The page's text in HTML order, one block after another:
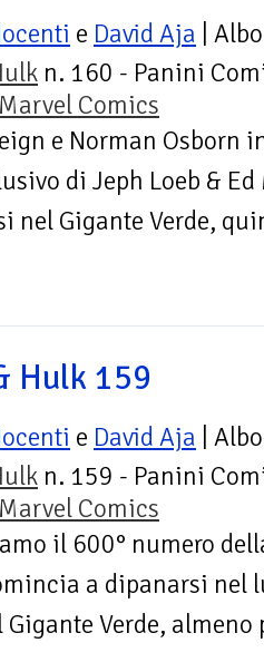
e David Aja | Albo
n. 160 - Panini
Comics
e Norman Osborn
di Jeph Loeb &
nel Gigante Verde,
Hulk 159
e David Aja | Albo
n. 159 - Panini
Comics
il 600° numero
a dipanarsi nel
Verde,